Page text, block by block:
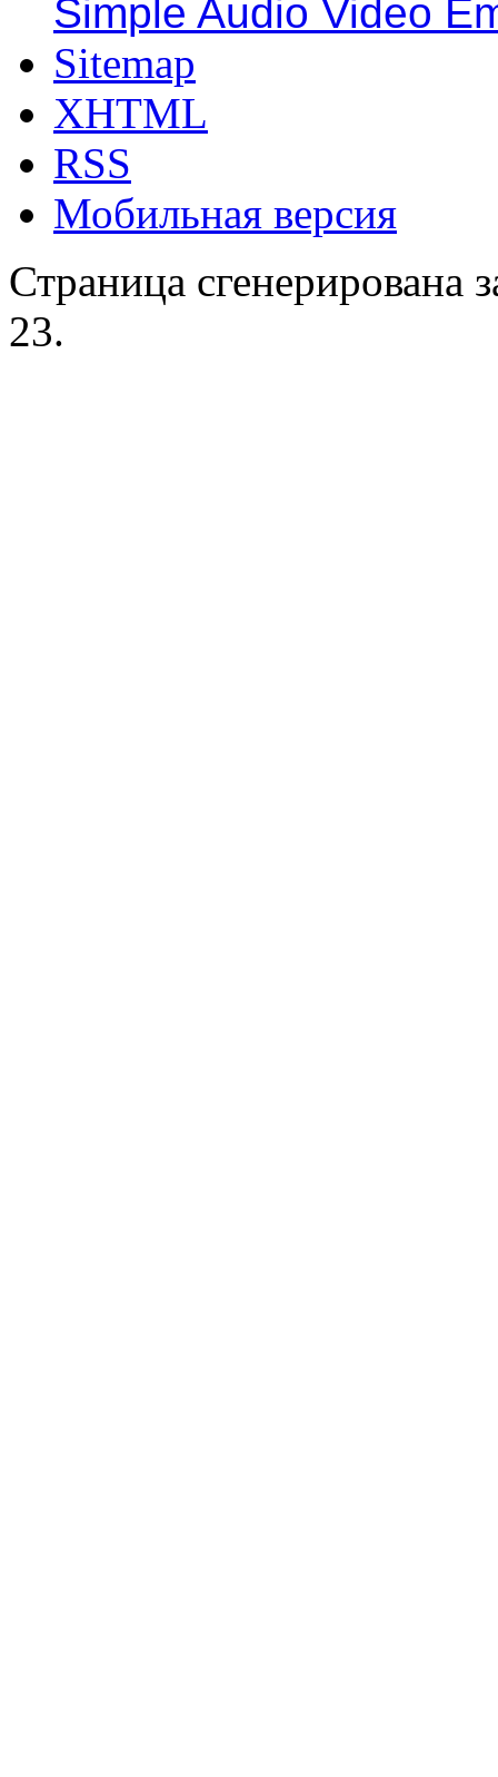
Simple Audio Video
Sitemap
XHTML
RSS
Мобильная версия
Страница сгенерирована
23.